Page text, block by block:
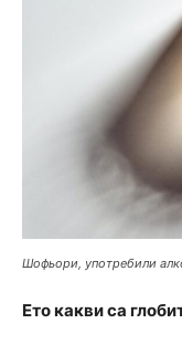
Шофьори, употребили
Ето какви са